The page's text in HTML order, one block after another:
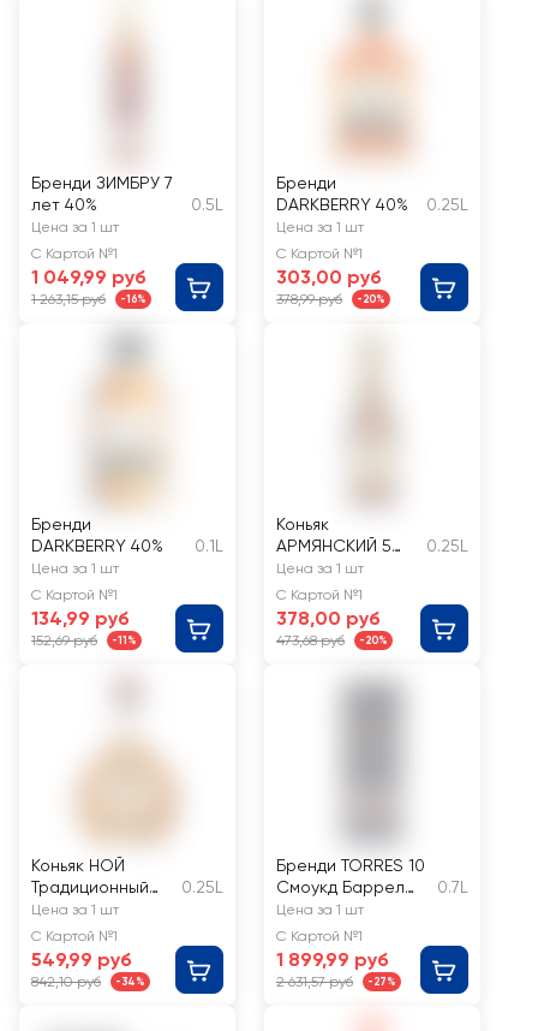
Бренди ЗИМБРУ 7
лет 40%
0.5L
Цена за 1 шт
С Картой №1
1 049,99 руб
1 263,15 руб -16%
Бренди
DARKBERRY 40%
0.25L
Цена за 1 шт
С Картой №1
303,00 руб
378,99 руб -20%
Бренди
DARKBERRY 40%
0.1L
Цена за 1 шт
С Картой №1
134,99 руб
152,69 руб -11%
Коньяк
АРМЯНСКИЙ 5
лет ординарный
40%
0.25L
Цена за 1 шт
С Картой №1
378,00 руб
473,68 руб -20%
Коньяк НОЙ
Традиционный
ординарный 5
лет 40%
0.25L
Цена за 1 шт
С Картой №1
549,99 руб
842,10 руб -34%
Бренди TORRES 10
Смоукд Баррел
38%, п/у
0.7L
Цена за 1 шт
С Картой №1
1 899,99 руб
2 631,57 руб -27%